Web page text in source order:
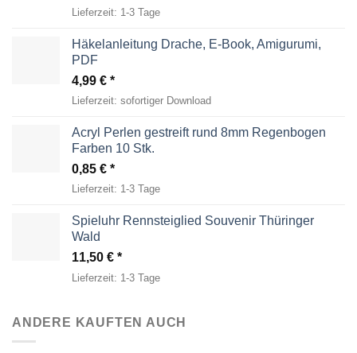
Lieferzeit: 1-3 Tage
Häkelanleitung Drache, E-Book, Amigurumi,
PDF
4,99 €
Lieferzeit: sofortiger Download
Acryl Perlen gestreift rund 8mm Regenbogen
Farben 10 Stk.
0,85 €
Lieferzeit: 1-3 Tage
Spieluhr Rennsteiglied Souvenir Thüringer
Wald
11,50 €
Lieferzeit: 1-3 Tage
ANDERE KAUFTEN AUCH